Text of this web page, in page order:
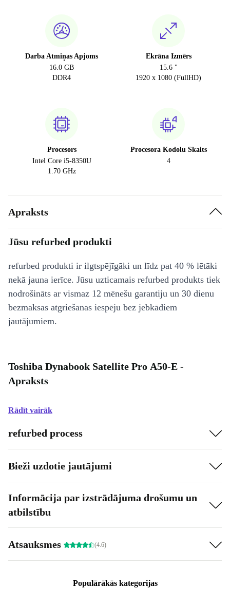
Darba Atmiņas Apjoms
16.0 GB
DDR4
Ekrāna Izmērs
15.6 "
1920 x 1080 (FullHD)
Procesors
Intel Core i5-8350U
1.70 GHz
Procesora Kodolu Skaits
4
Apraksts
Jūsu refurbed produkti
refurbed produkti ir ilgtspējīgāki un līdz pat 40 % lētāki
nekā jauna ierīce. Jūsu uzticamais refurbed produkts tiek
nodrošināts ar vismaz 12 mēnešu garantiju un 30 dienu
bezmaksas atgriešanas iespēju bez jebkādiem
jautājumiem.
Toshiba Dynabook Satellite Pro A50-E -
Apraksts
Rādīt vairāk
refurbed process
Bieži uzdotie jautājumi
Informācija par izstrādājuma drošumu un
atbilstību
Atsauksmes (4.6)
Populārākās kategorijas